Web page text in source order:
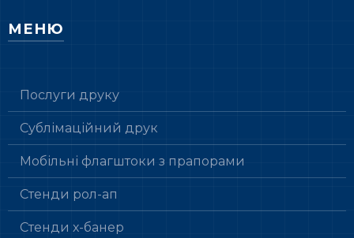
МЕНЮ
Послуги друку
Сублімаційний друк
Мобільні флагштоки з прапорами
Стенди рол-ап
Стенди х-банер